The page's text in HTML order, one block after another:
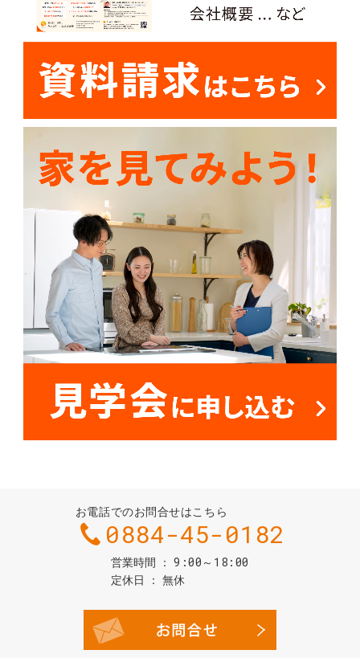
お電話でのお問合せはこちら
0884-45-0182
営業時間 9:00～18:00
定休日 無休